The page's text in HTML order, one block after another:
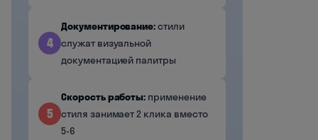
4
Документирование:стили
служат визуальной
документацией палитры
5
Скорость работы: применение
стиля занимает 2 клика вместо
5-6